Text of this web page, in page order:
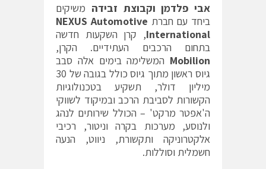
אבי פלדמן וקבוצת זבידה משיקים
ביחד עם חברת NEXUS Automotive
International, קרן השקעות חדשה
בתחום הרכבים העתידיים. הקרן,
Mobilion המשלימה בימים אלה סבב
גיוס ראשון מתוך גיוס כולל בגובה של 30
מיליון דולר, תשקיע בטכנולוגיות
הקשורות לסביבת הרכב ובמיקוד לשווקי
ה'אפטר מרקט' – הכולל שירותים לנהג
ולנוסע, מערכות בקרה וניטור, רכיבי
אלקטרוניקה ותקשורת, ניווט, הנעה
חשמלית וסוללות.